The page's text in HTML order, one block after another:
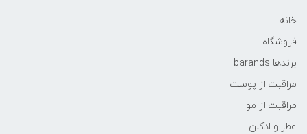
خانه
فروشگاه
برندها barands
مراقبت از پوست
مراقبت از مو
عطر و ادکلن